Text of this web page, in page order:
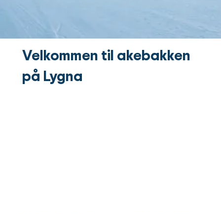
Velkommen til akebakken
på Lygna